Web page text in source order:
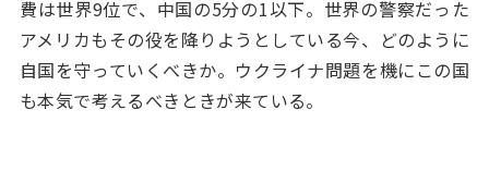
費は世界9位で、中国の5分の1以下。世界の警察だった
アメリカもその役を降りようとしている今、どのように
自国を守っていくべきか。ウクライナ問題を機にこの国
も本気で考えるべきときが来ている。